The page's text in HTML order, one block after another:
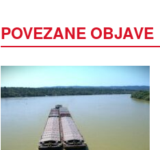
POVEZANE OBJAVE